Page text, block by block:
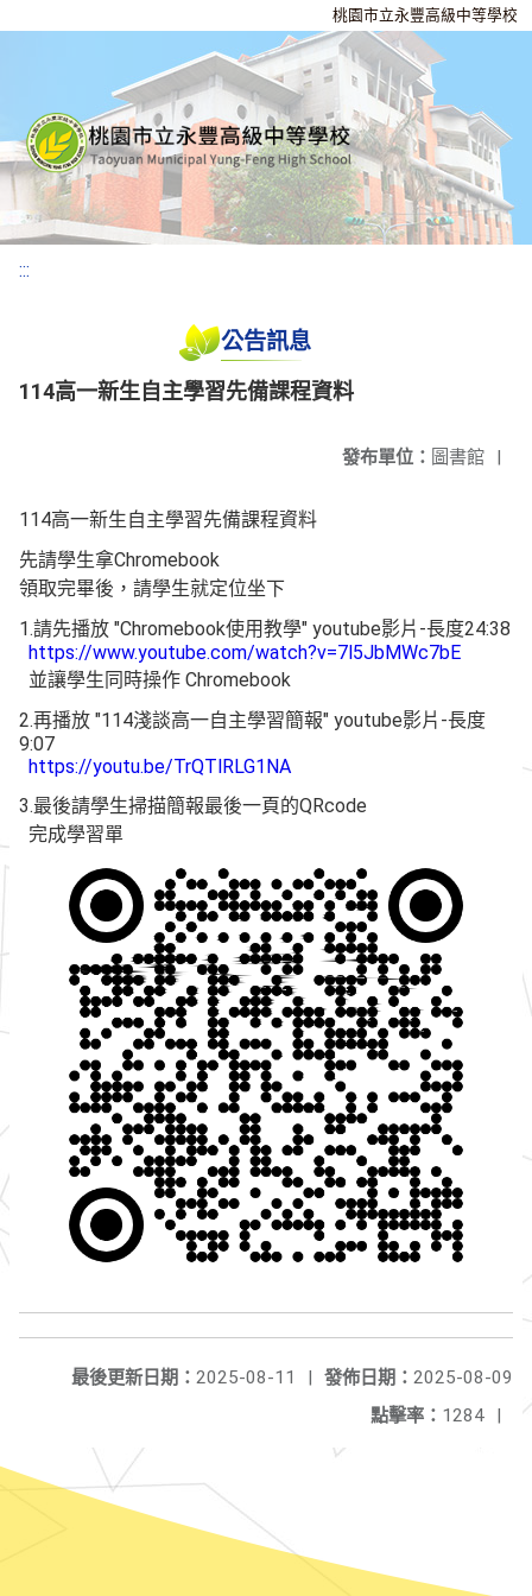
桃園市立永豐高級中等學校
:::
公告訊息
114高一新生自主學習先備課程資料
發布單位： 圖書館 |
114高一新生自主學習先備課程資料
先請學生拿Chromebook
領取完畢後，請學生就定位坐下
1.請先播放 "Chromebook使用教學" youtube影片-長度24:38
https://www.youtube.com/watch?v=7l5JbMWc7bE
並讓學生同時操作 Chromebook
2.再播放 "114淺談高一自主學習簡報" youtube影片-長度
9:07
https://youtu.be/TrQTlRLG1NA
3.最後請學生掃描簡報最後一頁的QRcode
完成學習單
發佈日期： 2025-08-09
最後更新日期： 2025-08-11
|
點擊率： 1284 |